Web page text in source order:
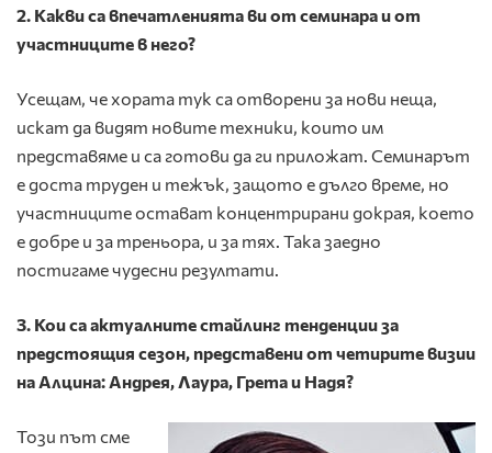
2. Какви са впечатленията ви от семинара и от
участниците в него?
Усещам, че хората тук са отворени за нови неща,
искат да видят новите техники, които им
представяме и са готови да ги приложат. Семинарът
е доста труден и тежък, защото е дълго време, но
участниците остават концентрирани докрая, което
е добре и за треньора, и за тях. Така заедно
постигаме чудесни резултати.
3. Кои са актуалните стайлинг тенденции за
предстоящия сезон, представени от четирите визии
на Алцина: Андрея, Лаура, Грета и Надя?
Този път сме